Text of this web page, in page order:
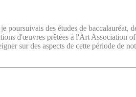
poursuivais des études de baccalauréat,
d'œuvres prêtées à l'Art Association
sur des aspects de cette période de